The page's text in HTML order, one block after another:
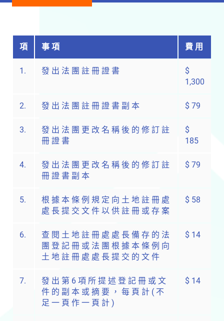
項 事 項 費 用
1. 發 出 法 團 註 冊 證 書
$
1,300
2. 發 出 法 團 註 冊 證 書 副 本 $ 79
3.
發 出 法 團 更 改 名 稱 後 的 修 訂 註
冊 證 書
$
185
4.
發 出 法 團 更 改 名 稱 後 的 修 訂 註
冊 證 書 副 本
$ 79
5.
根 據 本 條 例 規 定 向 土 地 註 冊 處
處 長 提 交 文 件 以 供 註 冊 或 存 案
$ 58
6.
查 閱 土 地 註 冊 處 處 長 備 存 的 法
團 登 記 冊 或 法 團 根 據 本 條 例 向
土 地 註 冊 處 處 長 提 交 的 文 件
$ 14
7.
發 出 第 6 項 所 提 述 登 記 冊 或 文
件 的 副 本 或 摘 要 ， 每 頁 計 ( 不
足 一 頁 作 一 頁 計 )
$ 14